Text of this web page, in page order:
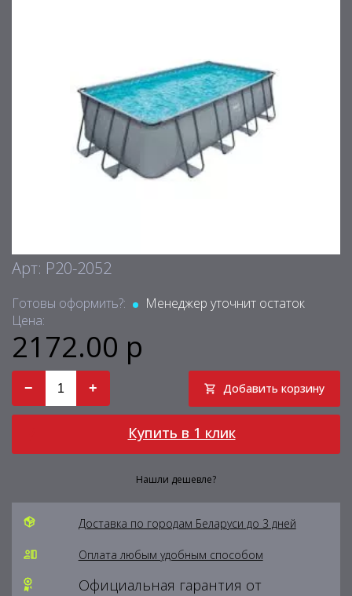
Арт: P20-2052
Готовы оформить?:
Менеджер уточнит остаток
Цена:
2172.00 р
− + Добавить корзину
Купить в 1 клик
Нашли дешевле?
Доставка по городам Беларуси до 3 дней
Оплата любым удобным способом
Официальная гарантия от